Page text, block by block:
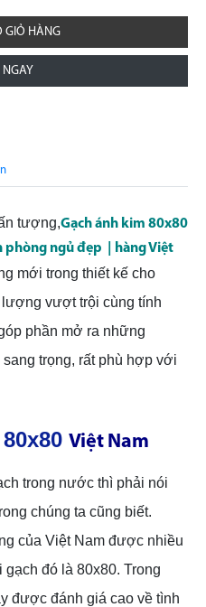
GIỎ HÀNG
tượng,Gạch ánh kim 80x80
phòng ngủ đẹp
| hàng Việt
mới trong thiết kế cho
vượt trội cùng tính
phần mở ra những
trọng, rất phù hợp với
Việt Nam
trong nước thì phải nói
chúng ta cũng biết.
của Việt Nam được nhiều
đó là 80x80. Trong
được đánh giá cao về tình